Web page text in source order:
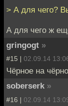
> А для чего?
А для чего ж
gringogt »
#15 | 02.09.14
Чёрное на
soberserk »
#16 | 02.09.14